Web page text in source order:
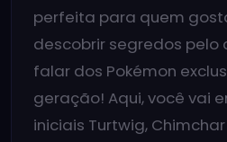
perfeita para quem
descobrir segredos pelo
falar dos Pokémon
geração! Aqui, você vai
iniciais Turtwig,